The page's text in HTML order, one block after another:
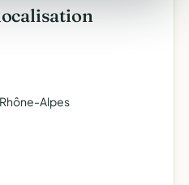
Alpes